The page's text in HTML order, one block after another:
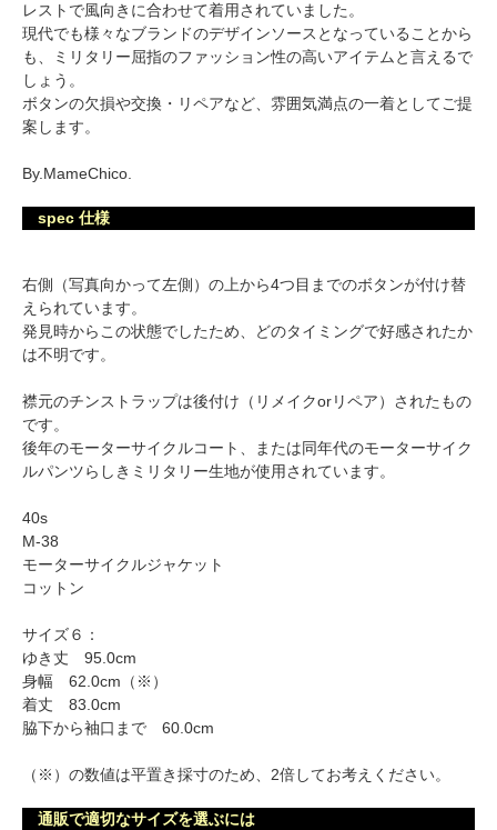
レストで風向きに合わせて着用されていました。
現代でも様々なブランドのデザインソースとなっていることから
も、ミリタリー屈指のファッション性の高いアイテムと言えるで
しょう。
ボタンの欠損や交換・リペアなど、雰囲気満点の一着としてご提
案します。
By.MameChico.
spec 仕様
右側（写真向かって左側）の上から4つ目までのボタンが付け替
えられています。
発見時からこの状態でしたため、どのタイミングで好感されたか
は不明です。
襟元のチンストラップは後付け（リメイクorリペア）されたもの
です。
後年のモーターサイクルコート、または同年代のモーターサイク
ルパンツらしきミリタリー生地が使用されています。
40s
M-38
モーターサイクルジャケット
コットン
サイズ６：
ゆき丈 95.0cm
身幅 62.0cm（※）
着丈 83.0cm
脇下から袖口まで 60.0cm
（※）の数値は平置き採寸のため、2倍してお考えください。
通販で適切なサイズを選ぶには